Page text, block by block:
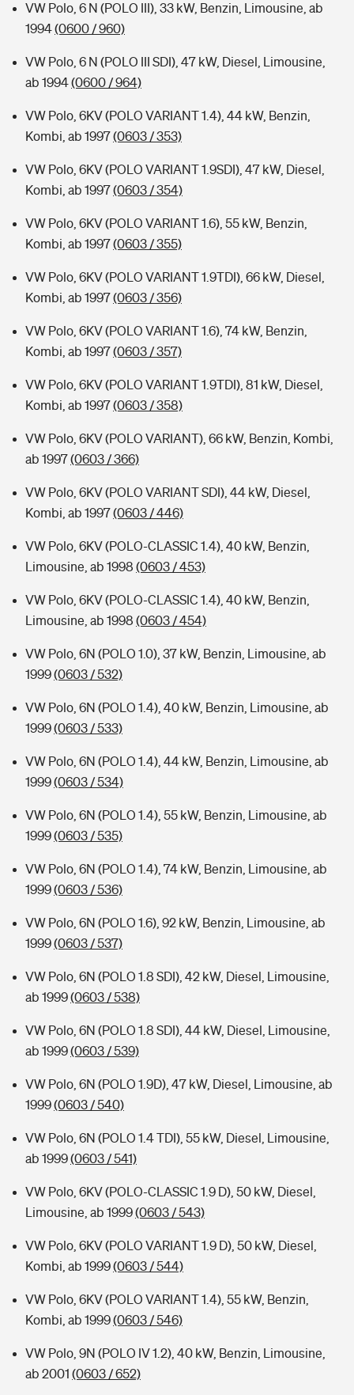
VW Polo, 6 N (POLO III), 33 kW, Benzin, Limousine, ab
1994(0600 / 960)
VW Polo, 6 N (POLO III SDI), 47 kW, Diesel, Limousine,
ab 1994(0600 / 964)
VW Polo, 6KV (POLO VARIANT 1.4), 44 kW, Benzin,
Kombi, ab 1997(0603 / 353)
VW Polo, 6KV (POLO VARIANT 1.9SDI), 47 kW, Diesel,
Kombi, ab 1997(0603 / 354)
VW Polo, 6KV (POLO VARIANT 1.6), 55 kW, Benzin,
Kombi, ab 1997(0603 / 355)
VW Polo, 6KV (POLO VARIANT 1.9TDI), 66 kW, Diesel,
Kombi, ab 1997(0603 / 356)
VW Polo, 6KV (POLO VARIANT 1.6), 74 kW, Benzin,
Kombi, ab 1997(0603 / 357)
VW Polo, 6KV (POLO VARIANT 1.9TDI), 81 kW, Diesel,
Kombi, ab 1997(0603 / 358)
VW Polo, 6KV (POLO VARIANT), 66 kW, Benzin, Kombi,
ab 1997(0603 / 366)
VW Polo, 6KV (POLO VARIANT SDI), 44 kW, Diesel,
Kombi, ab 1997(0603 / 446)
VW Polo, 6KV (POLO-CLASSIC 1.4), 40 kW, Benzin,
Limousine, ab 1998 (0603 / 453)
VW Polo, 6KV (POLO-CLASSIC 1.4), 40 kW, Benzin,
Limousine, ab 1998 (0603 / 454)
VW Polo, 6N (POLO 1.0), 37 kW, Benzin, Limousine, ab
1999(0603 / 532)
VW Polo, 6N (POLO 1.4), 40 kW, Benzin, Limousine, ab
1999(0603 / 533)
VW Polo, 6N (POLO 1.4), 44 kW, Benzin, Limousine, ab
1999(0603 / 534)
VW Polo, 6N (POLO 1.4), 55 kW, Benzin, Limousine, ab
1999(0603 / 535)
VW Polo, 6N (POLO 1.4), 74 kW, Benzin, Limousine, ab
1999(0603 / 536)
VW Polo, 6N (POLO 1.6), 92 kW, Benzin, Limousine, ab
1999(0603 / 537)
VW Polo, 6N (POLO 1.8 SDI), 42 kW, Diesel, Limousine,
ab 1999(0603 / 538)
VW Polo, 6N (POLO 1.8 SDI), 44 kW, Diesel, Limousine,
ab 1999(0603 / 539)
VW Polo, 6N (POLO 1.9D), 47 kW, Diesel, Limousine, ab
1999(0603 / 540)
VW Polo, 6N (POLO 1.4 TDI), 55 kW, Diesel, Limousine,
ab 1999(0603 / 541)
VW Polo, 6KV (POLO-CLASSIC 1.9 D), 50 kW, Diesel,
Limousine, ab 1999(0603 / 543)
VW Polo, 6KV (POLO VARIANT 1.9 D), 50 kW, Diesel,
Kombi, ab 1999(0603 / 544)
VW Polo, 6KV (POLO VARIANT 1.4), 55 kW, Benzin,
Kombi, ab 1999(0603 / 546)
VW Polo, 9N (POLO IV 1.2), 40 kW, Benzin, Limousine,
ab 2001 (0603 / 652)